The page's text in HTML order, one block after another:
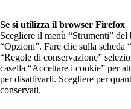
Se si utilizza il browser Firefox
Scegliere il menù “Strumenti”
“Opzioni”. Fare clic sulla scheda
“Regole di conservazione”
casella “Accettare i cookie” per
per disattivarli. Scegliere per
conservati.